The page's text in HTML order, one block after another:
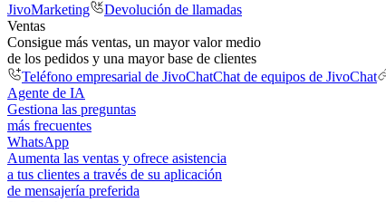
JivoMarketing
Devolución de llamadas
Ventas
Consigue más ventas, un mayor valor medio
de los pedidos y una mayor base de clientes
Teléfono empresarial de JivoChatChat de equipos de JivoChat
Agente de IA
Gestiona las preguntas
más frecuentes
WhatsApp
Aumenta las ventas y ofrece asistencia
a tus clientes a través de su aplicación
de mensajería preferida